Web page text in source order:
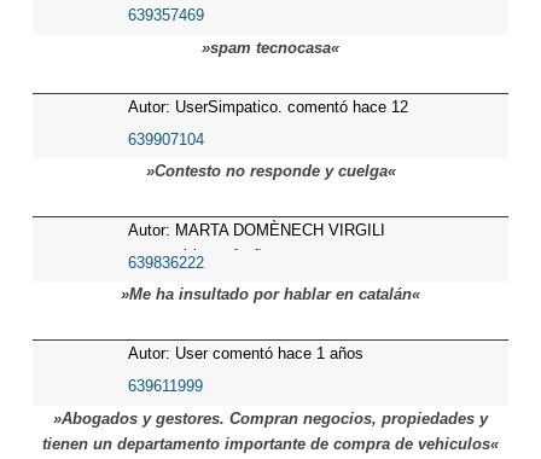
639357469
»spam tecnocasa«
Autor: UserSimpatico. comentó hace 12
meses
639907104
»Contesto no responde y cuelga«
Autor: MARTA DOMÈNECH VIRGILI
comentó hace 1 años
639836222
»Me ha insultado por hablar en catalán«
Autor: User comentó hace 1 años
639611999
»Abogados y gestores. Compran negocios, propiedades y
tienen un departamento importante de compra de vehiculos«